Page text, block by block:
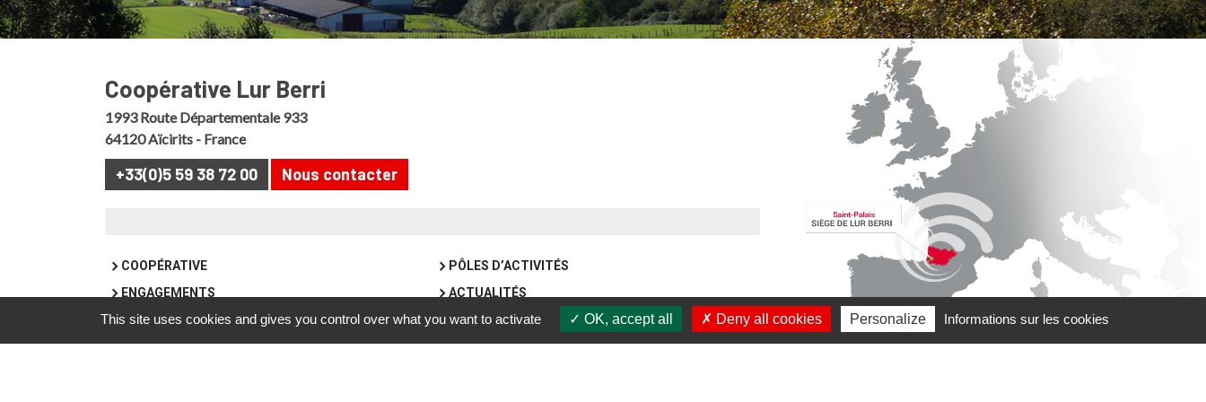
Coopérative Lur Berri
1993 Route Départementale 933
64120 Aïcirits - France
+33(0)5 59 38 72 00 Nous contacter
COOPÉRATIVE
PÔLES D’ACTIVITÉS
ENGAGEMENTS
ACTUALITÉS
DOCUMENTS
TALENTS & EMPLOIS
ACCÈS EXTRABERRI
This site uses cookies and gives you control over what you want to activate OK, accept all Deny all cookies Personalize Informations sur les cookies